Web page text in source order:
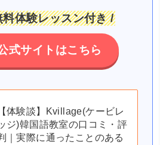
体験レッスン付き /
式サイトはこちら
【体験談】Kvillage(ケービレ
ジ)韓国語教室の口コミ・評
｜実際に通ったことのある